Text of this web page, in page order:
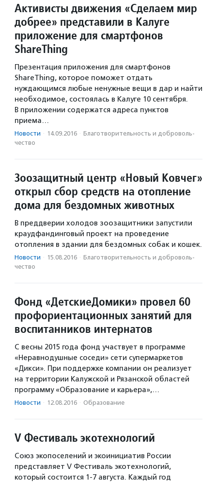
Активисты движения «Сделаем мир
добрее» представили в Калуге
приложение для смартфонов
ShareThing
Презентация приложения для смартфонов
ShareThing, которое поможет отдать
нуждающимся любые ненужные вещи в дар и найти
необходимое, состоялась в Калуге 10 сентября.
В приложении содержатся адреса пунктов
приема…
Новости · 14.09.2016 · Благотвори­тель­ность и доброволь­
чест­во
Зоозащитный центр «Новый Ковчег»
открыл сбор средств на отопление
дома для бездомных животных
В преддверии холодов зоозащитники запустили
краудфандинговый проект на проведение
отопления в здании для бездомных собак и кошек.
Новости · 15.08.2016 · Благотвори­тель­ность и доброволь­
чест­во
Фонд «ДетскиеДомики» провел 60
профориентационных занятий для
воспитанников интернатов
С весны 2015 года фонд участвует в программе
«Неравнодушные соседи» сети супермаркетов
«Дикси». При поддержке компании он реализует
на территории Калужской и Рязанской областей
программу «Образование и карьера»,…
Новости · 12.08.2016 · Образование
V Фестиваль экотехнологий
Союз экопоселений и экоинициатив России
представляет V Фестиваль экотехнологий,
который состоится 1-7 августа. Каждый год